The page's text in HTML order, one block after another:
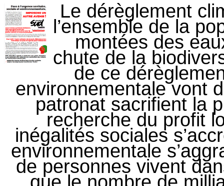
Le dérèglement
l’ensemble de la
montées des
chute de la
de ce
environnementale vont
patronat sacrifient la
recherche du profit
inégalités sociales
environnementale
de personnes vivent